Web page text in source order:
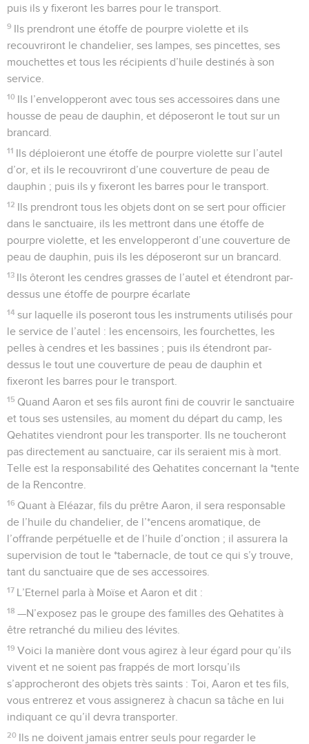
puis ils y fixeront les barres pour le transport.
9 Ils prendront une étoffe de pourpre violette et ils
recouvriront le chandelier, ses lampes, ses pincettes, ses
mouchettes et tous les récipients d’huile destinés à son
service.
10 Ils l’envelopperont avec tous ses accessoires dans une
housse de peau de dauphin, et déposeront le tout sur un
brancard.
11 Ils déploieront une étoffe de pourpre violette sur l’autel
d’or, et ils le recouvriront d’une couverture de peau de
dauphin ; puis ils y fixeront les barres pour le transport.
12 Ils prendront tous les objets dont on se sert pour officier
dans le sanctuaire, ils les mettront dans une étoffe de
pourpre violette, et les envelopperont d’une couverture de
peau de dauphin, puis ils les déposeront sur un brancard.
13 Ils ôteront les cendres grasses de l’autel et étendront par-
dessus une étoffe de pourpre écarlate
14 sur laquelle ils poseront tous les instruments utilisés pour
le service de l’autel : les encensoirs, les fourchettes, les
pelles à cendres et les bassines ; puis ils étendront par-
dessus le tout une couverture de peau de dauphin et
fixeront les barres pour le transport.
15 Quand Aaron et ses fils auront fini de couvrir le sanctuaire
et tous ses ustensiles, au moment du départ du camp, les
Qehatites viendront pour les transporter. Ils ne toucheront
pas directement au sanctuaire, car ils seraient mis à mort.
Telle est la responsabilité des Qehatites concernant la *tente
de la Rencontre.
16 Quant à Eléazar, fils du prêtre Aaron, il sera responsable
de l’huile du chandelier, de l’*encens aromatique, de
l’offrande perpétuelle et de l’huile d’onction ; il assurera la
supervision de tout le *tabernacle, de tout ce qui s’y trouve,
tant du sanctuaire que de ses accessoires.
17 L’Eternel parla à Moïse et Aaron et dit :
18 —N’exposez pas le groupe des familles des Qehatites à
être retranché du milieu des lévites.
19 Voici la manière dont vous agirez à leur égard pour qu’ils
vivent et ne soient pas frappés de mort lorsqu’ils
s’approcheront des objets très saints : Toi, Aaron et tes fils,
vous entrerez et vous assignerez à chacun sa tâche en lui
indiquant ce qu’il devra transporter.
20 Ils ne doivent jamais entrer seuls pour regarder le